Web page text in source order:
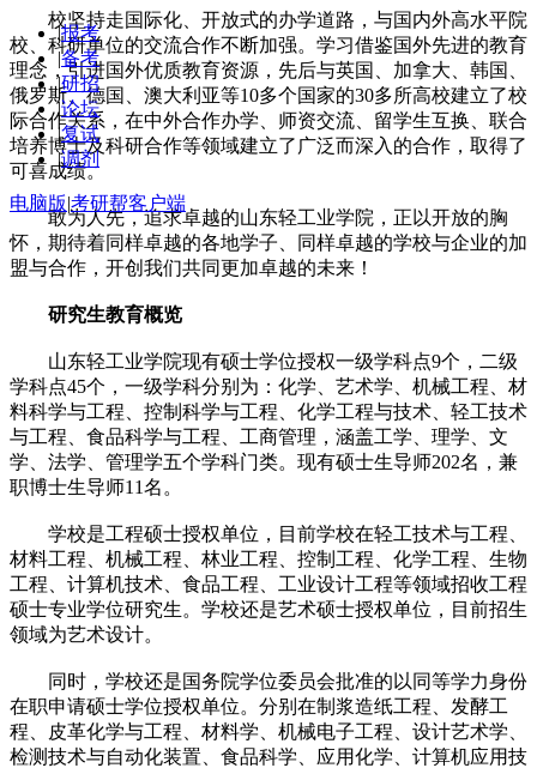
校坚持走国际化、开放式的办学道路，与国内外高水平院
校、科研单位的交流合作不断加强。学习借鉴国外先进的教育
理念，引进国外优质教育资源，先后与英国、加拿大、韩国、
俄罗斯、德国、澳大利亚等10多个国家的30多所高校建立了校
际合作关系，在中外合作办学、师资交流、留学生互换、联合
培养博士及科研合作等领域建立了广泛而深入的合作，取得了
可喜成绩。
敢为人先，追求卓越的山东轻工业学院，正以开放的胸
怀，期待着同样卓越的各地学子、同样卓越的学校与企业的加
盟与合作，开创我们共同更加卓越的未来！
研究生教育概览
山东轻工业学院现有硕士学位授权一级学科点9个，二级
学科点45个，一级学科分别为：化学、艺术学、机械工程、材
料科学与工程、控制科学与工程、化学工程与技术、轻工技术
与工程、食品科学与工程、工商管理，涵盖工学、理学、文
学、法学、管理学五个学科门类。现有硕士生导师202名，兼
职博士生导师11名。
学校是工程硕士授权单位，目前学校在轻工技术与工程、
材料工程、机械工程、林业工程、控制工程、化学工程、生物
工程、计算机技术、食品工程、工业设计工程等领域招收工程
硕士专业学位研究生。学校还是艺术硕士授权单位，目前招生
领域为艺术设计。
同时，学校还是国务院学位委员会批准的以同等学力身份
在职申请硕士学位授权单位。分别在制浆造纸工程、发酵工
程、皮革化学与工程、材料学、机械电子工程、设计艺术学、
检测技术与自动化装置、食品科学、应用化学、计算机应用技
|报考
|备考
|研招
|论坛
|复试
|调剂
电脑版|考研帮客户端